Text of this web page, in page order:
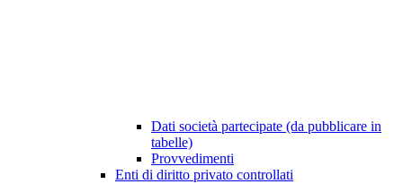
Dati società partecipate (da pubblicare in
tabelle)
Provvedimenti
Enti di diritto privato controllati